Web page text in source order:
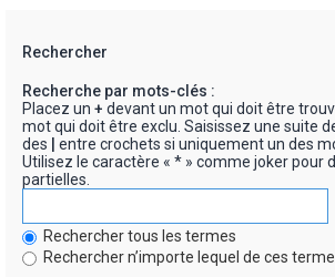
Rechercher
Recherche par mots-clés :
Placez un + devant un mot qui doit être
mot qui doit être exclu. Saisissez une suite
des
entre crochets si uniquement un des
Utilisez le caractère « * » comme joker pour
partielles.
Rechercher tous les termes
Rechercher n’importe lequel de ces